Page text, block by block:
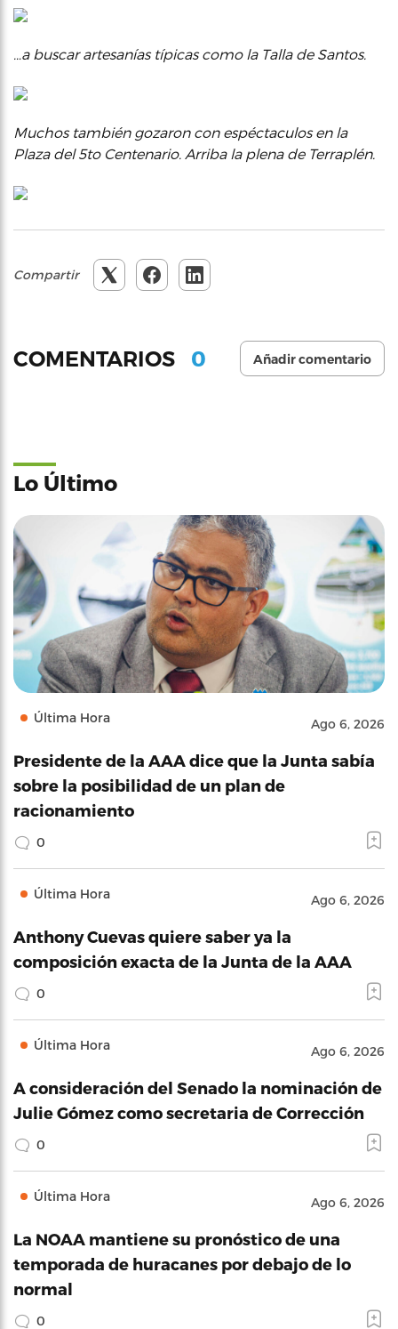
…a buscar artesanías típicas como la Talla de Santos.
Muchos también gozaron con espéctaculos en la
Plaza del 5to Centenario. Arriba la plena de Terraplén.
Compartir
COMENTARIOS 0 Añadir comentario
Lo Último
Última Hora Ago 6, 2026
Presidente de la AAA dice que la Junta sabía
sobre la posibilidad de un plan de
racionamiento
0
Última Hora Ago 6, 2026
Anthony Cuevas quiere saber ya la
composición exacta de la Junta de la AAA
0
Última Hora Ago 6, 2026
A consideración del Senado la nominación de
Julie Gómez como secretaria de Corrección
0
Última Hora Ago 6, 2026
La NOAA mantiene su pronóstico de una
temporada de huracanes por debajo de lo
normal
0